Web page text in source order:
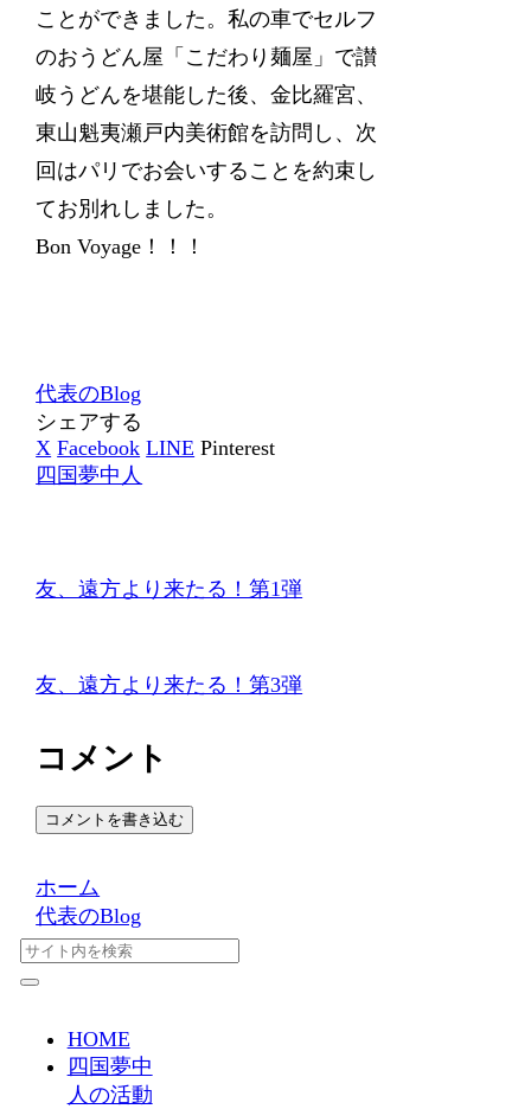
ことができました。私の車でセルフ
のおうどん屋「こだわり麺屋」で讃
岐うどんを堪能した後、金比羅宮、
東山魁夷瀬戸内美術館を訪問し、次
回はパリでお会いすることを約束し
てお別れしました。
Bon Voyage！！！
代表のBlog
シェアする
X Facebook LINE Pinterest
四国夢中人
友、遠方より来たる！第1弾
友、遠方より来たる！第3弾
コメント
コメントを書き込む
ホーム
代表のBlog
HOME
四国夢中
人の活動